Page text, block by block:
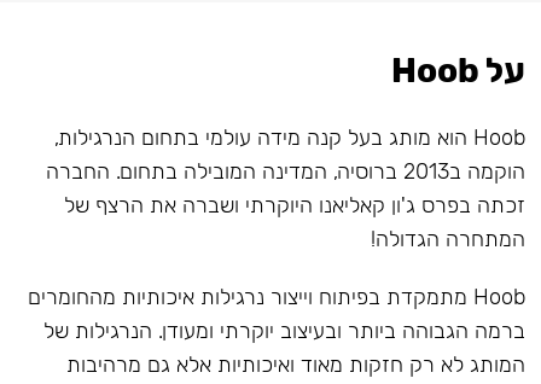
על Hoob
Hoob הוא מותג בעל קנה מידה עולמי בתחום הנרגילות,
הוקמה ב2013 ברוסיה, המדינה המובילה בתחום. החברה
זכתה בפרס ג'ון קאליאנו היוקרתי ושברה את הרצף של
המתחרה הגדולה!
Hoob מתמקדת בפיתוח וייצור נרגילות איכותיות מהחומרים
ברמה הגבוהה ביותר ובעיצוב יוקרתי ומעודן. הנרגילות של
המותג לא רק חזקות מאוד ואיכותיות אלא גם מרהיבות